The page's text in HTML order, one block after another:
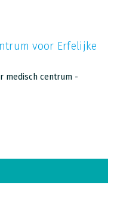
voor Erfelijke
medisch centrum -